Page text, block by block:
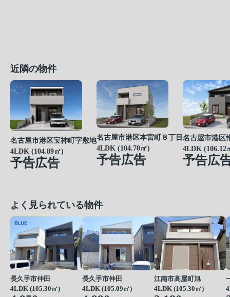
近隣の物件
名古屋市港区宝神町字敷地
4LDK (104.89㎡)
予告広告
名古屋市港区本宮町８丁目
4LDK (104.70㎡)
予告広告
名古屋市港区
4LDK (106.12
予告広
よく見られている物件
長久手市仲田
4LDK (105.30㎡)
長久手市仲田
4LDK (105.09㎡)
江南市高屋町旭
4LDK (105.30㎡)